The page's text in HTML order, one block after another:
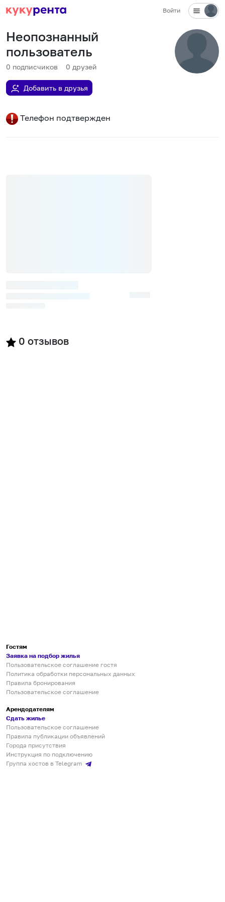
Войти
Неопознанный
пользователь
0 подписчиков 0 друзей
Добавить в друзья
Телефон подтвержден
0 отзывов
Гостям
Заявка на подбор жилья
Пользовательское соглашение гостя
Политика обработки персональных данных
Правила бронирования
Пользовательское соглашение
Арендодателям
Сдать жилье
Пользовательское соглашение
Правила публикации объявлений
Города присутствия
Инструкция по подключению
Группа хостов в Telegram